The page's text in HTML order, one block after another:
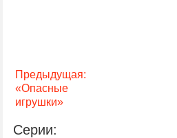
Предыдущая:
«Опасные
игрушки»
Серии: